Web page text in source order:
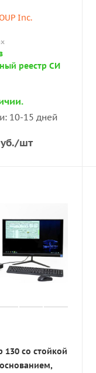
Inc.
реестр СИ
10-15 дней
/шт
со стойкой